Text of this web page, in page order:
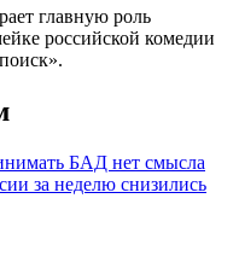
главную роль
российской комедии
БАД нет смысла
за неделю снизились